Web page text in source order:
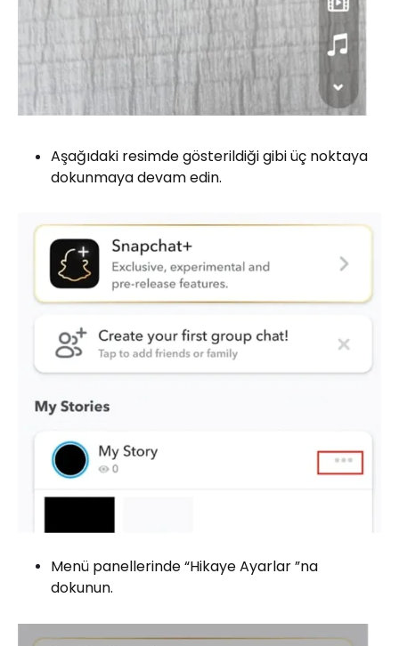
Aşağıdaki resimde gösterildiği gibi üç noktaya
dokunmaya devam edin.
Menü panellerinde “Hikaye Ayarlar ”na
dokunun.